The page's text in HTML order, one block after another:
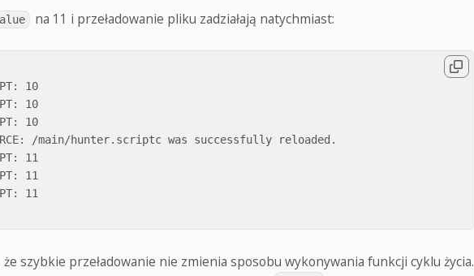
na 11 i przeładowanie pliku zadziałają natychmiast:
10
10
10
/main/hunter.scriptc was successfully reloaded.
11
11
11
szybkie przeładowanie nie zmienia sposobu wykonywania funkcji cyklu życia.